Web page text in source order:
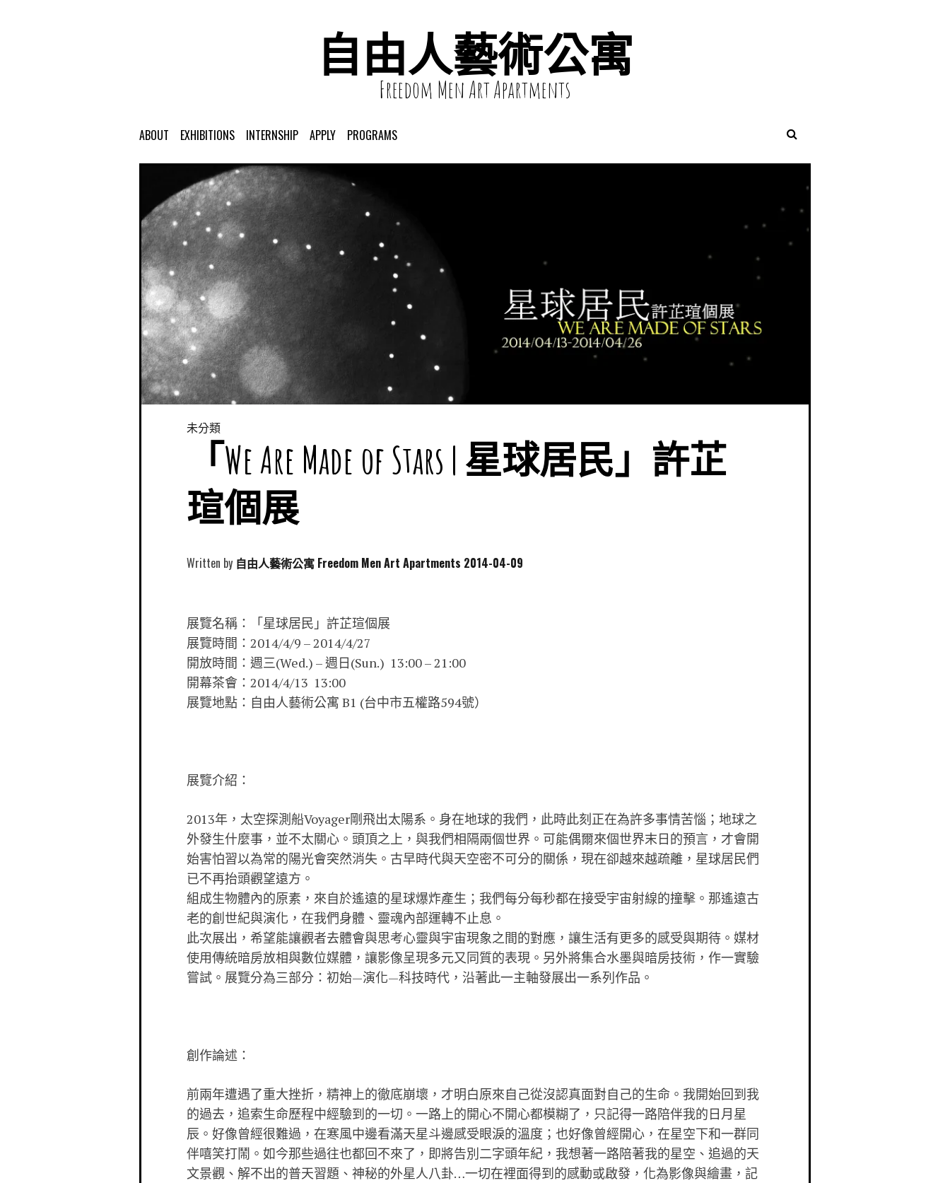
自由人藝術公寓
Freedom Men Art Apartments
ABOUT EXHIBITIONS INTERNSHIP APPLY PROGRAMS
未分類
「We Are Made of Stars | 星球居民」許芷
瑄個展
Written by 自由人藝術公寓 Freedom Men Art Apartments 2014-04-09
展覽名稱：「星球居民」許芷瑄個展
展覽時間：2014/4/9 – 2014/4/27
開放時間：週三(Wed.) – 週日(Sun.) 13:00 – 21:00
開幕茶會：2014/4/13 13:00
展覽地點：自由人藝術公寓 B1 (台中市五權路594號）
展覽介紹：
2013年，太空探測船Voyager剛飛出太陽系。身在地球的我們，此時此刻正在為許多事情苦惱；地球之
外發生什麼事，並不太關心。頭頂之上，與我們相隔兩個世界。可能偶爾來個世界末日的預言，才會開
始害怕習以為常的陽光會突然消失。古早時代與天空密不可分的關係，現在卻越來越疏離，星球居民們
已不再抬頭觀望遠方。
組成生物體內的原素，來自於遙遠的星球爆炸產生；我們每分每秒都在接受宇宙射線的撞擊。那遙遠古
老的創世紀與演化，在我們身體、靈魂內部運轉不止息。
此次展出，希望能讓觀者去體會與思考心靈與宇宙現象之間的對應，讓生活有更多的感受與期待。媒材
使用傳統暗房放相與數位媒體，讓影像呈現多元又同質的表現。另外將集合水墨與暗房技術，作一實驗
嘗試。展覽分為三部分：初始—演化—科技時代，沿著此一主軸發展出一系列作品。
創作論述：
前兩年遭遇了重大挫折，精神上的徹底崩壞，才明白原來自己從沒認真面對自己的生命。我開始回到我
的過去，追索生命歷程中經驗到的一切。一路上的開心不開心都模糊了，只記得一路陪伴我的日月星
辰。好像曾經很難過，在寒風中邊看滿天星斗邊感受眼淚的溫度；也好像曾經開心，在星空下和一群同
伴嘻笑打鬧。如今那些過往也都回不來了，即將告別二字頭年紀，我想著一路陪著我的星空、追過的天
文景觀、解不出的普天習題、神秘的外星人八卦…一切在裡面得到的感動或啟發，化為影像與繪畫，記